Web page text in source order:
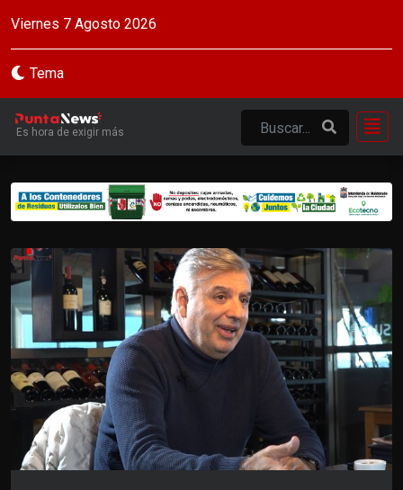
Viernes 7 Agosto 2026
Tema
Es hora de exigir más